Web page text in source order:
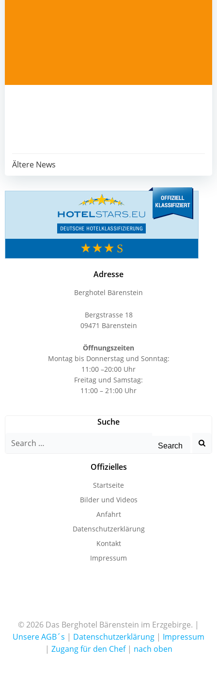
Post
navigation
Ältere News
Adresse
Berghotel Bärenstein
Bergstrasse 18
09471 Bärenstein
Öffnungszeiten
Montag bis Donnerstag und Sonntag:
11:00 –20:00 Uhr
Freitag und Samstag:
11:00 – 21:00 Uhr
Suche
Search
Offizielles
Startseite
Bilder und Videos
Anfahrt
Datenschutzerklärung
Kontakt
Impressum
© 2026 Das Berghotel Bärenstein im Erzgebirge. |
Unsere AGB´s | Datenschutzerklärung | Impressum
| Zugang für den Chef| nach oben